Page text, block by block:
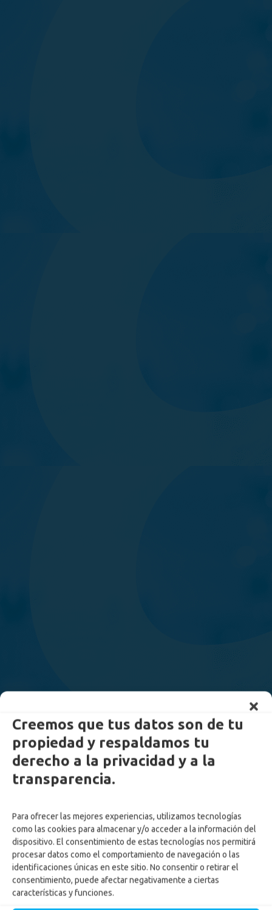
Creemos que tus datos son de tu
propiedad y respaldamos tu
derecho a la privacidad y a la
transparencia.
Para ofrecer las mejores experiencias, utilizamos tecnologías
como las cookies para almacenar y/o acceder a la información del
dispositivo. El consentimiento de estas tecnologías nos permitirá
procesar datos como el comportamiento de navegación o las
identificaciones únicas en este sitio. No consentir o retirar el
consentimiento, puede afectar negativamente a ciertas
características y funciones.